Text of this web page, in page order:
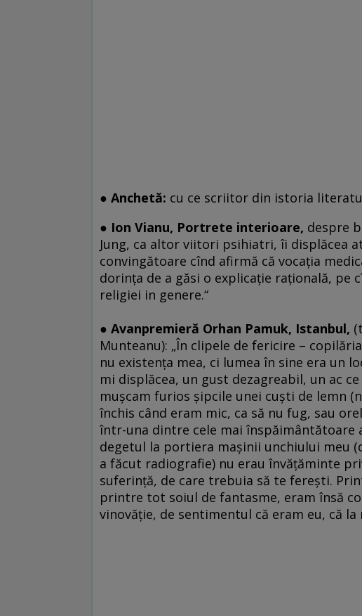
● Anchetă: cu ce scriitor din istoria
● Ion Vianu, Portrete interioare, despre
Jung, ca altor viitori psihiatri, îi displăcea
convingătoare cînd afirmă că vocaţia
dorinţa de a găsi o explicaţie raţională,
religiei in genere.“
● Avanpremieră Orhan Pamuk, Istanbul,
Munteanu): „În clipele de fericire –
nu existenţa mea, ci lumea în sine era un
mi displăcea, un gust dezagreabil, un ac
muşcam furios şipcile unei cuşti de lemn
închis când eram mic, ca să nu fug, sau
într-una dintre cele mai
degetul la portiera maşinii unchiului meu
a făcut radiografie) nu erau învăţăminte
suferinţă, de care trebuia să te fereşti.
printre tot soiul de fantasme, eram însă
vinovăţie, de sentimentul că eram eu, că la